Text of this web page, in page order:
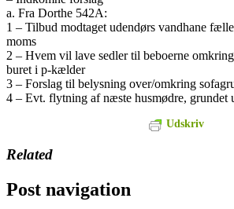
a. Fra Dorthe 542A:
1 – Tilbud modtaget udendørs vandhane
moms
2 – Hvem vil lave sedler til beboerne
buret i p-kælder
3 – Forslag til belysning over/omkring
4 – Evt. flytning af næste husmødre, grundet
Udskriv
Related
Post navigation